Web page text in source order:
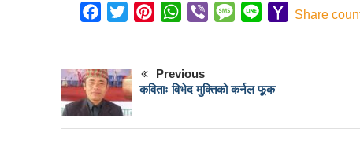
१५ दिनमा ३१ वटा युट्युबलगायतका
सौर्य एयर दुर्घटनाः ४ जनाको
नेपाल-चीन व्यापारले रसुवाको
Facebook
TwitterPinterestWhatsApp
Viber Message
Line
Yahoo
Share
Previous
कविताः विभेद मुक्तिको कर्नल फूक